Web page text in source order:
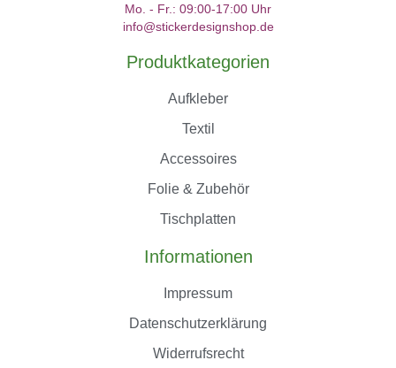
Mo. - Fr.: 09:00-17:00 Uhr
info@stickerdesignshop.de
Produktkategorien
Aufkleber
Textil
Accessoires
Folie & Zubehör
Tischplatten
Informationen
Impressum
Datenschutzerklärung
Widerrufsrecht